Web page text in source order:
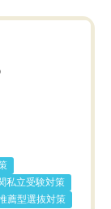
私立受験対策
薦型選抜対策